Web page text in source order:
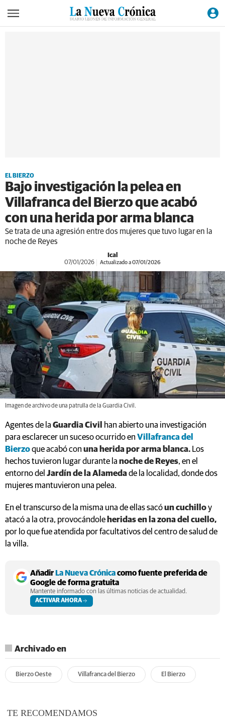
EL BIERZO
Bajo investigación la pelea en
Villafranca del Bierzo que acabó
con una herida por arma blanca
Se trata de una agresión entre dos mujeres que tuvo lugar en la
noche de Reyes
Ical
07/01/2026 Actualizado a 07/01/2026
Imagen de archivo de una patrulla de la Guardia Civil.
Agentes de la Guardia Civil
han abierto una investigación
para esclarecer un suceso ocurrido en Villafranca del
Bierzoque acabó con una herida por arma blanca. Los
hechos tuvieron lugar durante la noche de Reyes, en el
entorno del Jardín de la Alamedade la localidad, donde dos
mujeres mantuvieron una pelea.
En el transcurso de la misma una de ellas sacóun cuchilloy
atacó a la otra, provocándole heridas en la zona del cuello,
por lo que fue atendida por facultativos del centro de salud de
la villa.
AñadirLa Nueva Crónicacomo fuente preferida de
Google de forma gratuita
Mantente informado con las últimas noticias de actualidad.
ACTIVAR AHORA
Archivado en
Bierzo Oeste Villafranca del Bierzo El Bierzo
TE RECOMENDAMOS